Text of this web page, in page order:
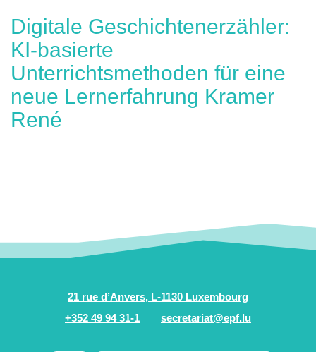
Digitale Geschichtenerzähler:
KI-basierte
Unterrichtsmethoden für eine
neue Lernerfahrung Kramer
René
21 rue d’Anvers, L-1130 Luxembourg
+352 49 94 31-1
secretariat@epf.lu